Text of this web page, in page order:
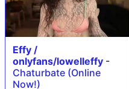
Effy /
onlyfans/lowelleffy -
Chaturbate (Online
Now!)